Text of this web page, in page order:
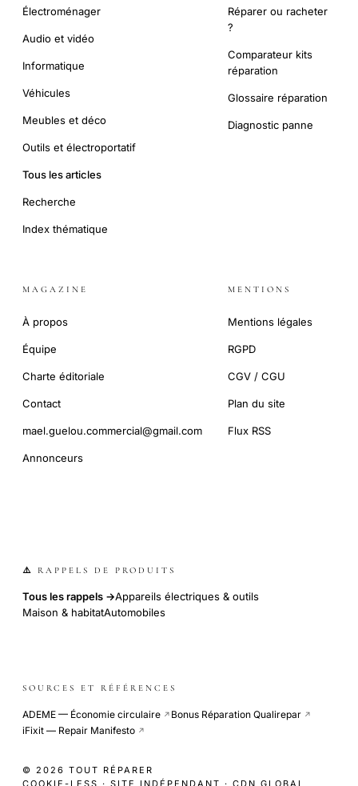
Électroménager
Audio et vidéo
Informatique
Véhicules
Meubles et déco
Outils et électroportatif
Tous les articles
Recherche
Index thématique
Réparer ou racheter
?
Comparateur kits
réparation
Glossaire réparation
Diagnostic panne
MAGAZINE
À propos
Équipe
Charte éditoriale
Contact
mael.guelou.commercial@gmail.com
Annonceurs
MENTIONS
Mentions légales
RGPD
CGV / CGU
Plan du site
Flux RSS
⚠️ RAPPELS DE PRODUITS
Tous les rappels →Appareils électriques & outils
Maison & habitatAutomobiles
SOURCES ET RÉFÉRENCES
ADEME — Économie circulaire ↗ Bonus Réparation Qualirepar ↗
iFixit — Repair Manifesto ↗
© 2026 TOUT RÉPARER
COOKIE-LESS · SITE INDÉPENDANT · CDN GLOBAL